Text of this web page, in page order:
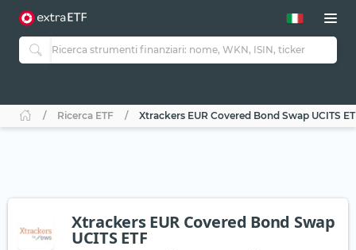
Ricerca ETF Xtrackers EUR Covered Bond Swap UCITS
Xtrackers EUR Covered Bond Swap
UCITS ETF